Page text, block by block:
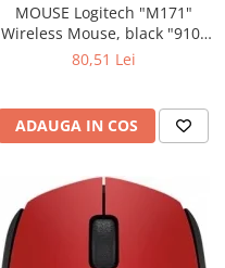
MOUSE Logitech "M171"
Wireless Mouse, black "910-
80,51 Lei
ADAUGA IN COS